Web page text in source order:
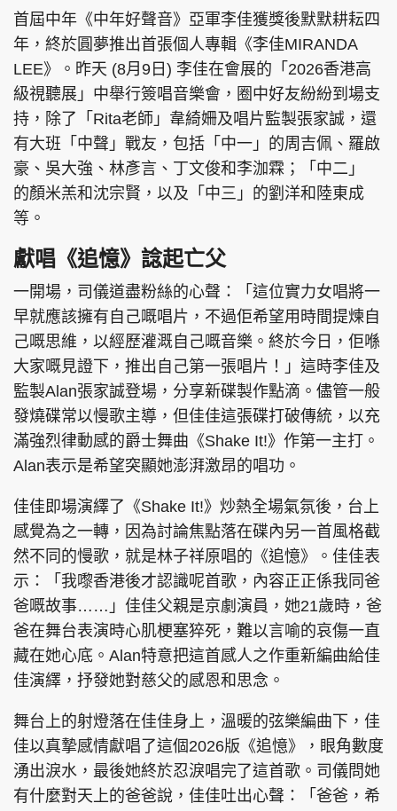
首屆中年《中年好聲音》亞軍李佳獲獎後默默耕耘四
年，終於圓夢推出首張個人專輯《李佳MIRANDA
LEE》。昨天 (8月9日) 李佳在會展的「2026香港高
級視聽展」中舉行簽唱音樂會，圈中好友紛紛到場支
持，除了「Rita老師」韋綺姍及唱片監製張家誠，還
有大班「中聲」戰友，包括「中一」的周⁠吉佩、羅啟
豪、⁠吳大強、⁠林彥言、丁文俊和李泇霖；「中二」
的⁠顏米羔和⁠沈宗賢，以及「中三」的劉洋和陸東成
等。
獻唱《追憶》諗起亡父
一開場，司儀道盡粉絲的心聲：「這位實力女唱將一
早就應該擁有自己嘅唱片，不過佢希望用時間提煉自
己嘅思維，以經歷灌溉自己嘅音樂。終於今日，佢喺
大家嘅見證下，推出自己第一張唱片！」這時李佳及
監製Alan張家誠登場，分享新碟製作點滴。儘管一般
發燒碟常以慢歌主導，但佳佳這張碟打破傳統，以充
滿強烈律動感的爵士舞曲《Shake It!》作第一主打。
Alan表示是希望突顯她澎湃激昂的唱功。
佳佳即場演繹了《Shake It!》炒熱全場氣氛後，台上
感覺為之一轉，因為討論焦點落在碟內另一首風格截
然不同的慢歌，就是林子祥原唱的《追憶》。佳佳表
示：「我嚟香港後才認識呢首歌，內容正正係我同爸
爸嘅故事……」佳佳父親是京劇演員，她21歲時，爸
爸在舞台表演時心肌梗塞猝死，難以言喻的哀傷一直
藏在她心底。Alan特意把這首感人之作重新編曲給佳
佳演繹，抒發她對慈父的感恩和思念。
舞台上的射燈落在佳佳身上，溫暖的弦樂編曲下，佳
佳以真摯感情獻唱了這個2026版《追憶》，眼角數度
湧出淚水，最後她終於忍淚唱完了這首歌。司儀問她
有什麼對天上的爸爸說，佳佳吐出心聲：「爸爸，希